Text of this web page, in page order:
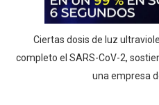
Ciertas dosis de luz
completo el SARS-CoV-2,
una empresa